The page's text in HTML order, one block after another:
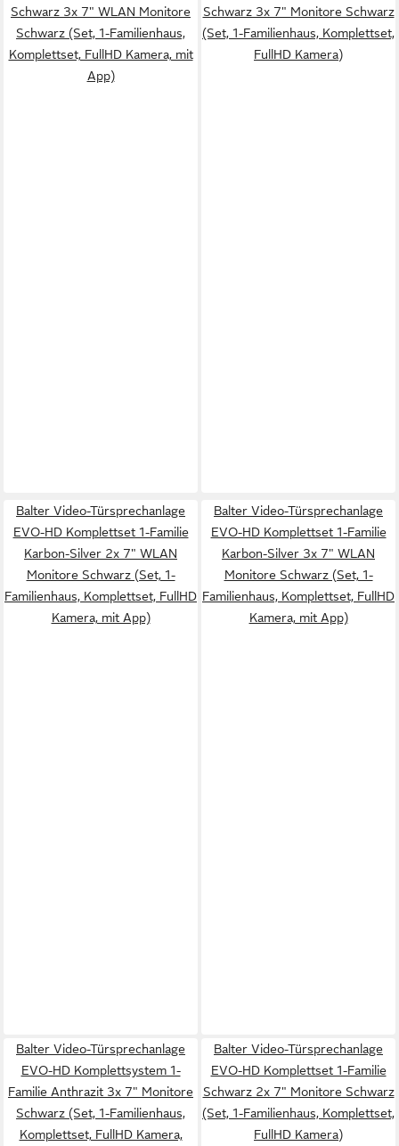
Schwarz 3x 7" WLAN Monitore
Schwarz (Set, 1-Familienhaus,
Komplettset, FullHD Kamera, mit
App)
Schwarz 3x 7" Monitore Schwarz
(Set, 1-Familienhaus, Komplettset,
FullHD Kamera)
Balter Video-Türsprechanlage
EVO-HD Komplettset 1-Familie
Karbon-Silver 2x 7" WLAN
Monitore Schwarz (Set, 1-
Familienhaus, Komplettset, FullHD
Kamera, mit App)
Balter Video-Türsprechanlage
EVO-HD Komplettset 1-Familie
Karbon-Silver 3x 7" WLAN
Monitore Schwarz (Set, 1-
Familienhaus, Komplettset, FullHD
Kamera, mit App)
Balter Video-Türsprechanlage
EVO-HD Komplettsystem 1-
Familie Anthrazit 3x 7" Monitore
Schwarz (Set, 1-Familienhaus,
Komplettset, FullHD Kamera,
Balter Video-Türsprechanlage
EVO-HD Komplettset 1-Familie
Schwarz 2x 7" Monitore Schwarz
(Set, 1-Familienhaus, Komplettset,
FullHD Kamera)